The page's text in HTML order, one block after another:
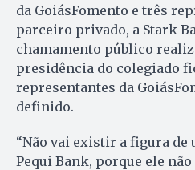
da GoiásFomento e três
parceiro privado, a Stark
chamamento público
presidência do colegiado
representantes da
definido.
“Não vai existir a figura de
Pequi Bank, porque ele